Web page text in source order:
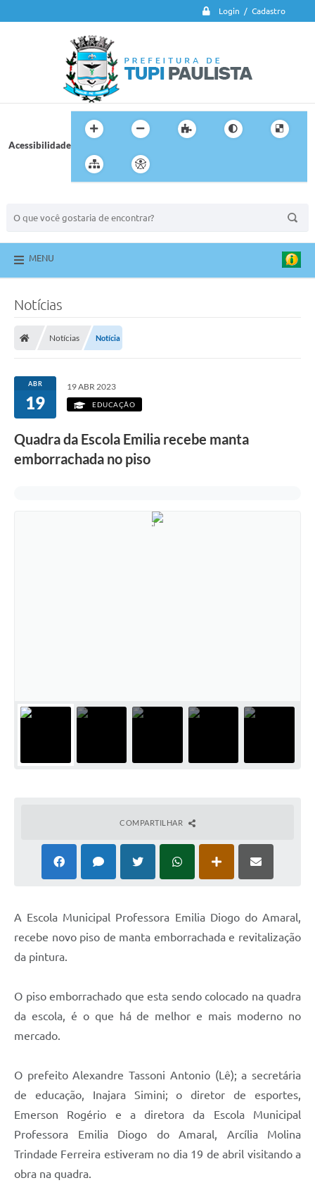
Login / Cadastro
Acessibilidade
MENU
Notícias
Notícias Notícia
ABR
19
19 ABR 2023
EDUCAÇÃO
Quadra da Escola Emilia recebe manta
emborrachada no piso
COMPARTILHAR
A Escola Municipal Professora Emilia Diogo do Amaral,
recebe novo piso de manta emborrachada e revitalização
da pintura.
O piso emborrachado que esta sendo colocado na quadra
da escola, é o que há de melhor e mais moderno no
mercado.
O prefeito Alexandre Tassoni Antonio (Lê); a secretária
de educação, Inajara Simini; o diretor de esportes,
Emerson Rogério e a diretora da Escola Municipal
Professora Emilia Diogo do Amaral, Arcília Molina
Trindade Ferreira estiveram no dia 19 de abril visitando a
obra na quadra.